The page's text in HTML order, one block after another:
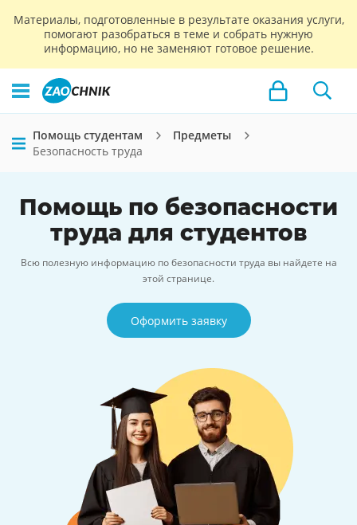
Материалы, подготовленные в результате оказания услуги,
помогают разобраться в теме и собрать нужную
информацию, но не заменяют готовое решение.
Помощь студентам
Предметы
Безопасность труда
Помощь по безопасности
труда для студентов
Всю полезную информацию по безопасности труда вы найдете на
этой странице.
Оформить заявку